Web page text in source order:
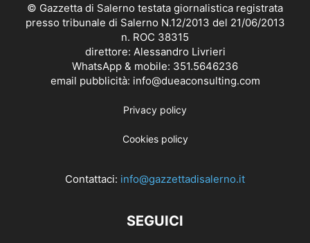
© Gazzetta di Salerno testata giornalistica registrata
presso tribunale di Salerno N.12/2013 del 21/06/2013
n. ROC 38315
direttore: Alessandro Livrieri
WhatsApp & mobile: 351.5646236
email pubblicità: info@dueaconsulting.com
Privacy policy
Cookies policy
Contattaci: info@gazzettadisalerno.it
SEGUICI